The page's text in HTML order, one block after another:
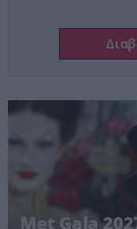
Met Gala